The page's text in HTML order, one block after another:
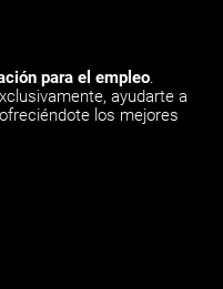
para el empleo.
ayudarte a
los mejores